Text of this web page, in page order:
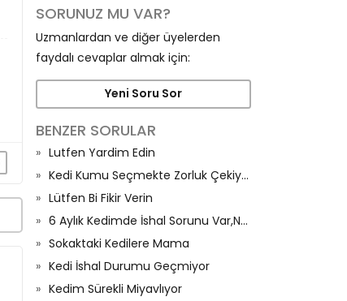
SORUNUZ MU VAR?
Uzmanlardan ve diğer üyelerden
faydalı cevaplar almak için:
Yeni Soru Sor
BENZER SORULAR
Lutfen Yardim Edin
Kedi Kumu Seçmekte Zorluk Çekiyorum
Lütfen Bi Fikir Verin
6 Aylık Kedimde İshal Sorunu Var,Neden Olur?
Sokaktaki Kedilere Mama
Kedi İshal Durumu Geçmiyor
Kedim Sürekli Miyavlıyor